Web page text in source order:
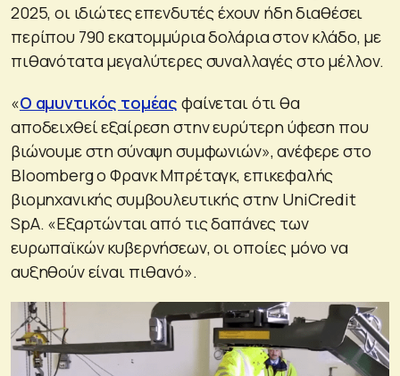
2025, οι ιδιώτες επενδυτές έχουν ήδη διαθέσει
περίπου 790 εκατομμύρια δολάρια στον κλάδο, με
πιθανότατα μεγαλύτερες συναλλαγές στο μέλλον.
«Ο αμυντικός τομέας φαίνεται ότι θα
αποδειχθεί εξαίρεση στην ευρύτερη ύφεση που
βιώνουμε στη σύναψη συμφωνιών», ανέφερε στο
Bloomberg ο Φρανκ Μπρέταγκ, επικεφαλής
βιομηχανικής συμβουλευτικής στην UniCredit
SpA. «Εξαρτώνται από τις δαπάνες των
ευρωπαϊκών κυβερνήσεων, οι οποίες μόνο να
αυξηθούν είναι πιθανό».